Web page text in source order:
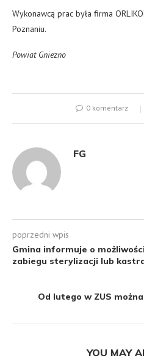
Wykonawcą prac była firma
Poznaniu.
Powiat Gniezno
0 komentarz
FG
poprzedni wpis
Gmina informuje o
zabiegu sterylizacji lub
Od lutego w ZUS
YOU MAY